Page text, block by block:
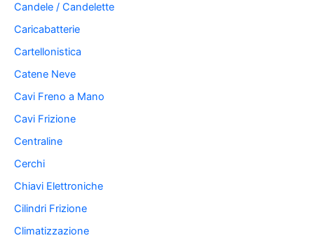
Candele / Candelette
Caricabatterie
Cartellonistica
Catene Neve
Cavi Freno a Mano
Cavi Frizione
Centraline
Cerchi
Chiavi Elettroniche
Cilindri Frizione
Climatizzazione